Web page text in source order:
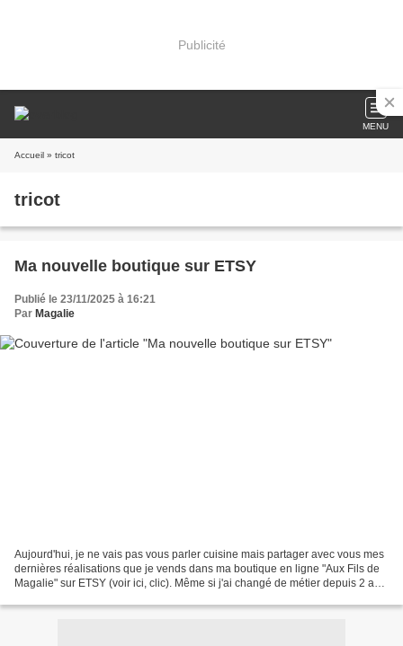
Publicité
MENU
Accueil » tricot
tricot
Ma nouvelle boutique sur ETSY
Publié le 23/11/2025 à 16:21
Par Magalie
Aujourd'hui, je ne vais pas vous parler cuisine mais partager avec vous mes
dernières réalisations que je vends dans ma boutique en ligne "Aux Fils de
Magalie" sur ETSY (voir ici, clic). Même si j'ai changé de métier depuis 2 ans